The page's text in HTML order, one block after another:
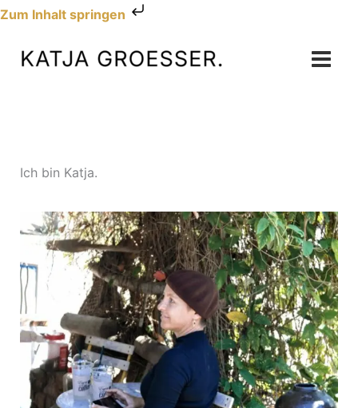
Zum Inhalt springen
Zum
springen
Ich bin Katja.